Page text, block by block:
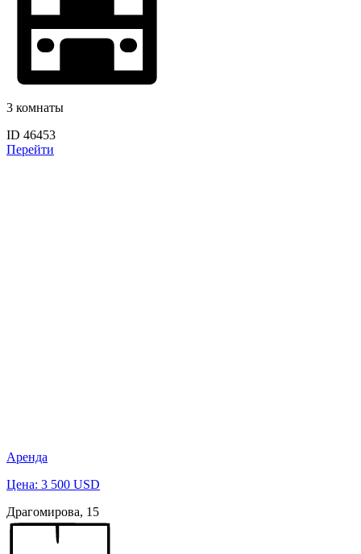
3 комнаты
ID 46453
Перейти
Аренда
Цена: 3 500 USD
Драгомирова, 15